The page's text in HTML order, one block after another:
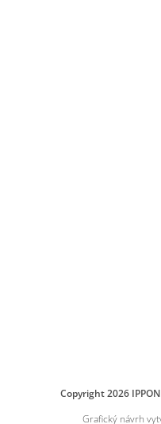
Copyright 2026
Grafický návrh